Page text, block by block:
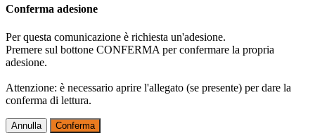
Conferma adesione
Per questa comunicazione è richiesta un'adesione.
Premere sul bottone CONFERMA per confermare la propria
adesione.
Attenzione: è necessario aprire l'allegato (se presente) per dare la
conferma di lettura.
Annulla Conferma